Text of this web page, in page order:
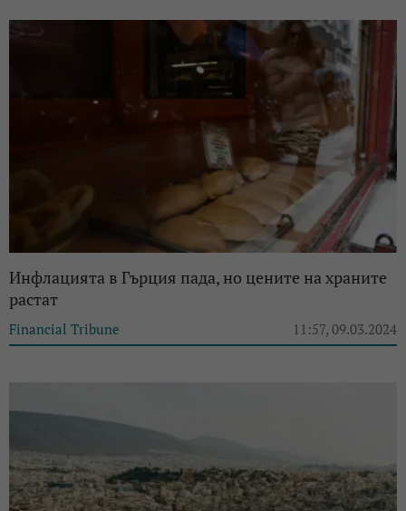
Инфлацията в Гърция пада, но цените на храните
растат
Financial Tribune 11:57, 09.03.2024